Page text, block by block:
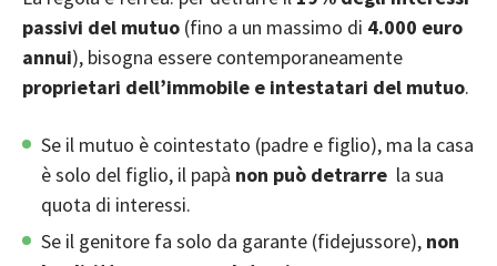
passivi del mutuo (fino a un massimo di 4.000 euro
annui), bisogna essere contemporaneamente
proprietari dell’immobile e intestatari del mutuo.
Se il mutuo è cointestato (padre e figlio), ma la casa
è solo del figlio, il papà non può detrarre la sua
quota di interessi.
Se il genitore fa solo da garante (fidejussore), non